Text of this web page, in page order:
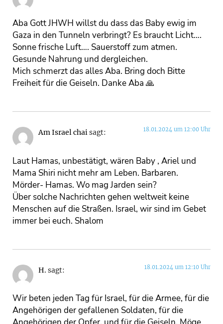
Aba Gott JHWH willst du dass das Baby ewig im
Gaza in den Tunneln verbringt? Es braucht Licht….
Sonne frische Luft…. Sauerstoff zum atmen.
Gesunde Nahrung und dergleichen.
Mich schmerzt das alles Aba. Bring doch Bitte
Freiheit für die Geiseln. Danke Aba 🙏
Am Israel chaisagt: 18.01.2024 um 12:00 Uhr
Laut Hamas, unbestätigt, wären Baby , Ariel und
Mama Shiri nicht mehr am Leben. Barbaren.
Mörder- Hamas. Wo mag Jarden sein?
Über solche Nachrichten gehen weltweit keine
Menschen auf die Straßen. Israel, wir sind im Gebet
immer bei euch. Shalom
H. sagt: 18.01.2024 um 12:10 Uhr
Wir beten jeden Tag für Israel, für die Armee, für die
Angehörigen der gefallenen Soldaten, für die